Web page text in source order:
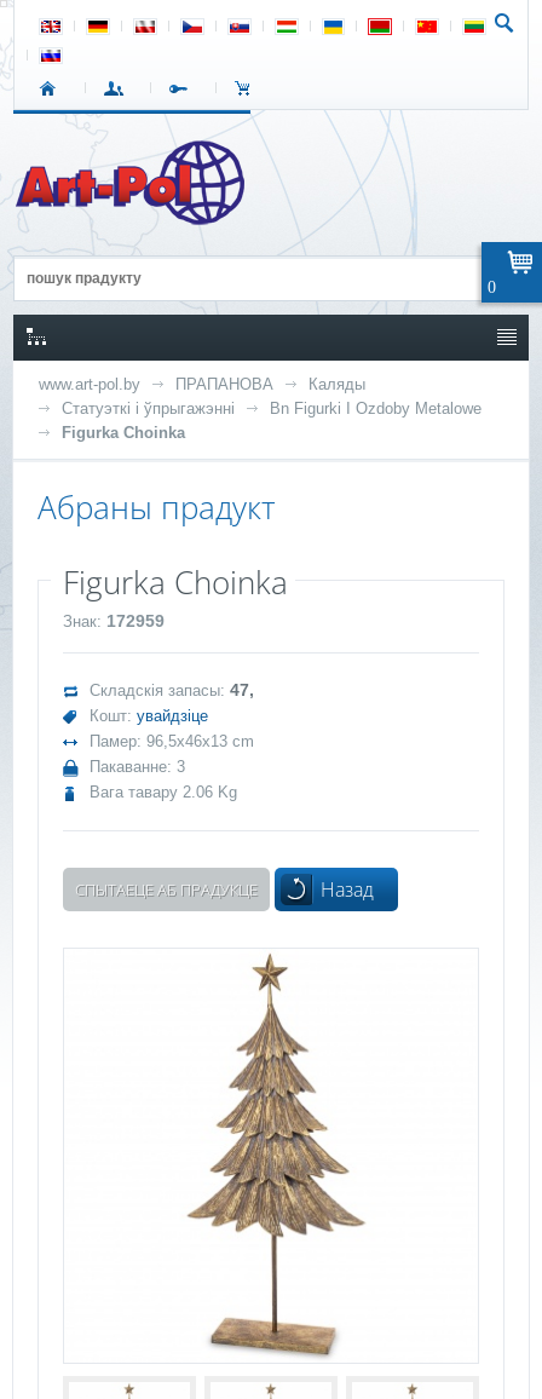
www.art-pol.by ПРАПАНОВА
Каляды
Статуэткі і ўпрыгажэнні
Bn Figurki I Ozdoby Metalowe
Figurka Choinka
Абраны прадукт
Figurka Choinka
Знак: 172959
Складскія запасы:47,
Кошт:увайдзіце
Памер: 96,5x46x13 cm
Пакаванне: 3
Вага тавару 2.06 Kg
СПЫТАЕЦЕ АБ ПРАДУКЦЕ Назад
0